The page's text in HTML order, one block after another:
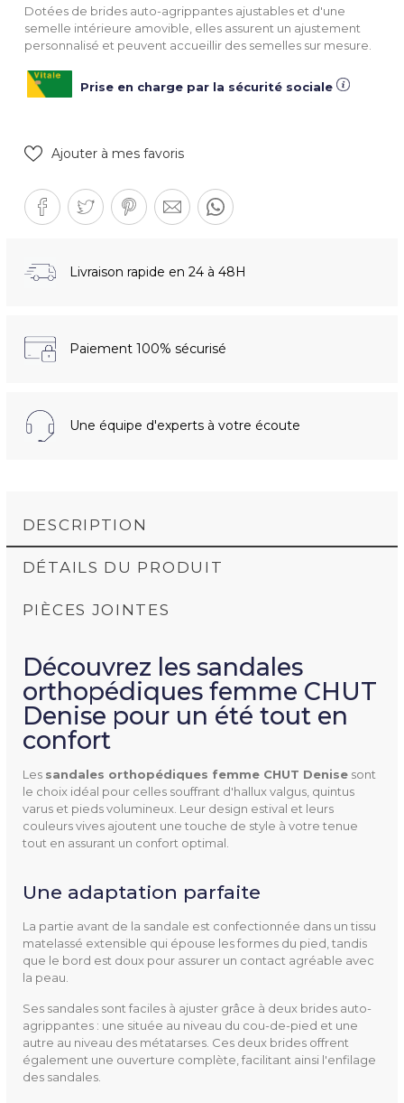
Dotées de brides auto-agrippantes ajustables et d'une
semelle intérieure amovible, elles assurent un ajustement
personnalisé et peuvent accueillir des semelles sur mesure.
Prise en charge par la sécurité sociale
Ajouter à mes favoris
Livraison rapide en 24 à 48H
Paiement 100% sécurisé
Une équipe d'experts à votre écoute
DESCRIPTION
DÉTAILS DU PRODUIT
PIÈCES JOINTES
Découvrez les sandales
orthopédiques femme CHUT
Denise pour un été tout en
confort
Les sandales orthopédiques femme CHUT Denisesont
le choix idéal pour celles souffrant d'hallux valgus, quintus
varus et pieds volumineux. Leur design estival et leurs
couleurs vives ajoutent une touche de style à votre tenue
tout en assurant un confort optimal.
Une adaptation parfaite
La partie avant de la sandale est confectionnée dans un tissu
matelassé extensible qui épouse les formes du pied, tandis
que le bord est doux pour assurer un contact agréable avec
la peau.
Ses sandales sont faciles à ajuster grâce à deux brides auto-
agrippantes : une située au niveau du cou-de-pied et une
autre au niveau des métatarses. Ces deux brides offrent
également une ouverture complète, facilitant ainsi l'enfilage
des sandales.
Extérieur
Ville
Pathologies
Hallux valgus
Quintus varus
Œdème
Taille
NOTICE D'UTILISATION DENISE (190.61K)